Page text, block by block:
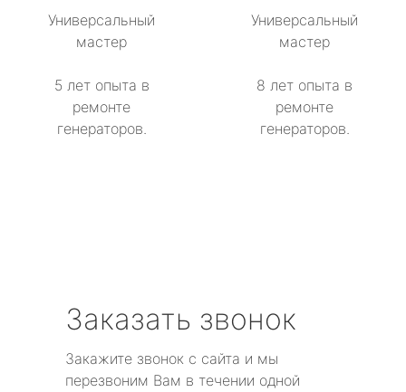
Универсальный
мастер
5 лет опыта в
ремонте
генераторов.
Универсальный
мастер
8 лет опыта в
ремонте
генераторов.
Заказать звонок
Закажите звонок с сайта и мы
перезвоним Вам в течении одной